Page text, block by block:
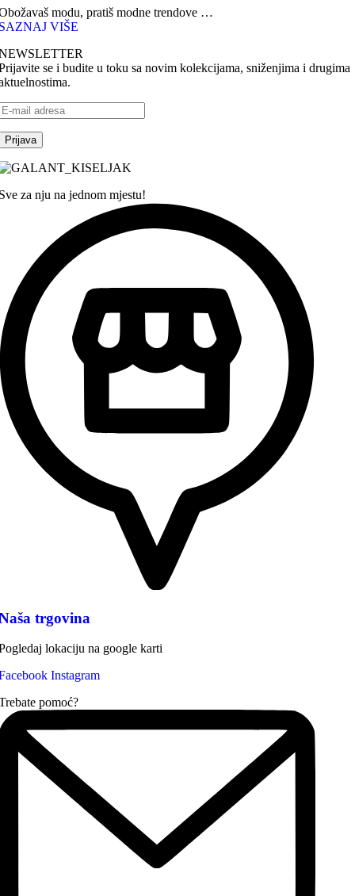
modu, pratiš modne trendove …
VIŠE
se i budite u toku sa novim kolekcijama, sniženjima i drugima
za nju na jednom mjestu!
trgovina
lokaciju na google karti
Instagram
pomoć?